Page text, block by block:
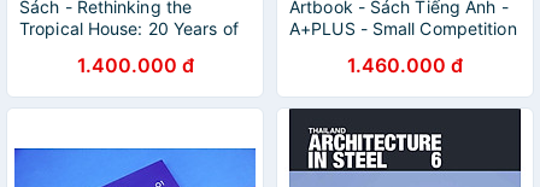
Sách - Rethinking the
Tropical House: 20 Years of
Nhập khẩu / Bìa cứng
1.400.000 đ
Artbook - Sách Tiếng Anh -
A+PLUS - Small Competition
1.460.000 đ